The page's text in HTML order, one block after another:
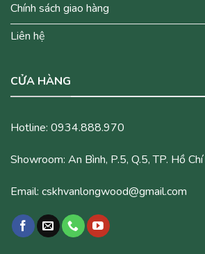
Chính sách giao hàng
Liên hệ
CỬA HÀNG
Hotline: 0934.888.970
Showroom: An Bình, P.5, Q.5, TP. Hồ Chí
Email: cskhvanlongwood@gmail.com